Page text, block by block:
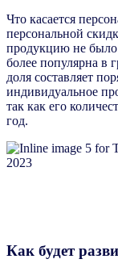
Что касается
персональной
продукцию не было
более популярна в
доля составляет
индивидуальное
так как его
год.
Как будет